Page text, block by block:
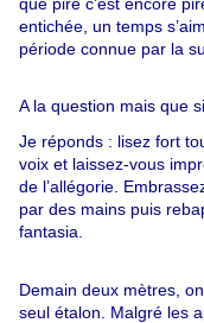
entichée, un temps
période connue par la
A la question mais que
Je réponds : lisez fort
voix et laissez-vous
de l’allégorie.
par des mains puis
fantasia.
Demain deux mètres,
seul étalon. Malgré les